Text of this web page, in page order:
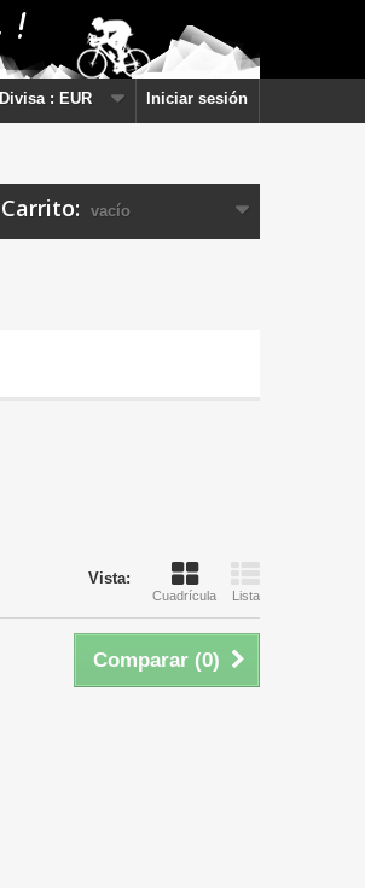
Iniciar sesión
Divisa : EUR
Carrito: vacío
Vista:
Cuadrícula Lista
Comparar (0)